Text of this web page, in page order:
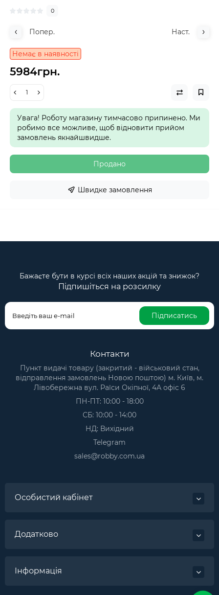
0
Попер. Наст.
Немає в наявності
5984грн.
Увага! Роботу магазину тимчасово припинено. Ми
робимо все можливе, щоб відновити прийом
замовлень якнайшвидше.
Продано
Швидке замовлення
Бажаєте бути в курсі всіх наших акцій та знижок?
Підпишіться на розсилку
Підписатись
Контакти
Пункт видачі товару (закритий - військовий стан,
відправлення замовлень Новою поштою) м. Київ, м.
Лівобережна вул. Раїси Окіпної, 4А офіс 6
ПН-ПТ: 10:00 - 18:00
СБ: 10:00 - 14:00
НД: Вихідний
Telegram
sales@robby.com.ua
Особистий кабінет
Додатково
Інформація